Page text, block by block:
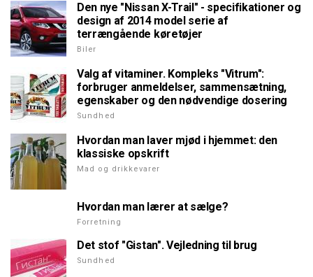
Den nye "Nissan X-Trail" - specifikationer og
design af 2014 model serie af
terrængående køretøjer
Biler
Valg af vitaminer. Kompleks "Vitrum":
forbruger anmeldelser, sammensætning,
egenskaber og den nødvendige dosering
Sundhed
Hvordan man laver mjød i hjemmet: den
klassiske opskrift
Mad og drikkevarer
Hvordan man lærer at sælge?
Forretning
Det stof "Gistan". Vejledning til brug
Sundhed